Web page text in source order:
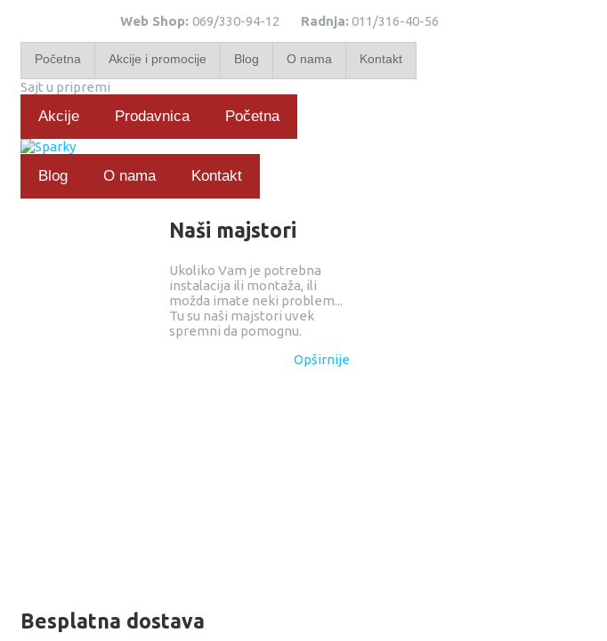
Web Shop: 069/330-94-12 Radnja:011/316-40-56
Početna Akcije i promocije Blog O nama Kontakt
Sajt u pripremi
Akcije Prodavnica Početna
Blog O nama Kontakt
Naši majstori
Ukoliko Vam je potrebna
instalacija ili montaža, ili
možda imate neki problem...
Tu su naši majstori uvek
spremni da pomognu.
Opširnije
Besplatna dostava